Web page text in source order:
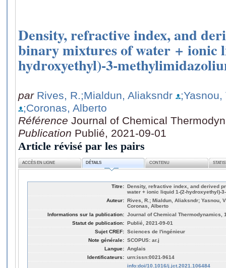
Density, refractive index, and
binary mixtures of water + ionic
hydroxyethyl)-3-
par Rives, R.;Mialdun, Aliaksndr
;Yasnou,
;Coronas, Alberto
Référence Journal of Chemical
Publication Publié, 2021-09-01
Article révisé par les pairs
ACCÈS EN LIGNE DÉTAILS CONTENU
Titre: Density, refractive index, and derived
water + ionic liquid 1-(2-hydroxyethyl)-
Auteur: Rives, R.; Mialdun, Aliaksndr; Yasnou,
Coronas, Alberto
Informations sur la publication: Journal of Chemical Thermodynamics,
Statut de publication: Publié, 2021-09-01
Sujet CREF: Sciences de l'ingénieur
Note générale: SCOPUS: ar.j
Langue: Anglais
Identificateurs: urn:issn:0021-9614
info:doi/10.1016/j.jct.2021.106484